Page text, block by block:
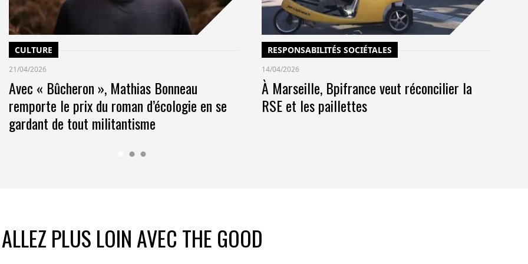
puisse s’en saisir en toute autonomie et en
global en s’appuyant sur des outils et
les usages numériques en donnant le choix aux
du numérique
solution d’orientation vers les acteurs de la
dans le handicap
CULTURE
21/04/2026
Avec « Bûcheron », Mathias Bonneau
remporte le prix du roman d’écologie en se
gardant de tout militantisme
RESPONSABILITÉS SOCIÉTALES
14/04/2026
À Marseille, Bpifrance veut réconcilier la
RSE et les paillettes
ALLEZ PLUS LOIN AVEC THE GOOD